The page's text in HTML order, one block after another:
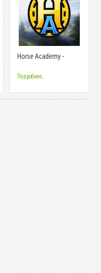
Horse Academy -
Подробнее...